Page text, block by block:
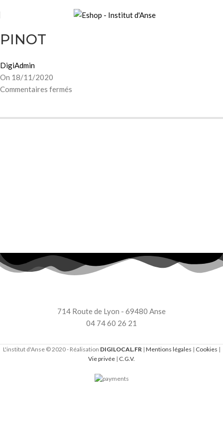
PINOT
DigiAdmin
On 18/11/2020
Commentaires fermés
714 Route de Lyon - 69480 Anse
04 74 60 26 21
L'institut d'Anse © 2020 - Réalisation DIGILOCAL.FR | Mentions légales | Cookies |
Vie privée | C.G.V.